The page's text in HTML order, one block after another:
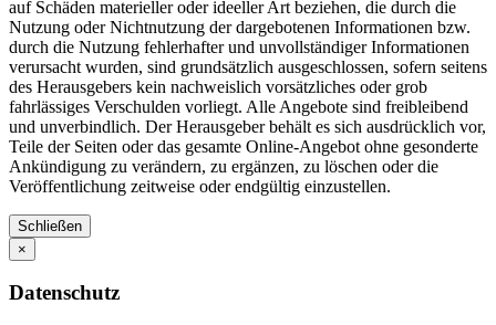
auf Schäden materieller oder ideeller Art beziehen, die durch die
Nutzung oder Nichtnutzung der dargebotenen Informationen bzw.
durch die Nutzung fehlerhafter und unvollständiger Informationen
verursacht wurden, sind grundsätzlich ausgeschlossen, sofern seitens
des Herausgebers kein nachweislich vorsätzliches oder grob
fahrlässiges Verschulden vorliegt. Alle Angebote sind freibleibend
und unverbindlich. Der Herausgeber behält es sich ausdrücklich vor,
Teile der Seiten oder das gesamte Online-Angebot ohne gesonderte
Ankündigung zu verändern, zu ergänzen, zu löschen oder die
Veröffentlichung zeitweise oder endgültig einzustellen.
Schließen
×
Datenschutz